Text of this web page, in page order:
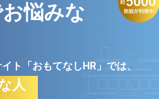
悩みな
ト「おもてなしHR」では、
人